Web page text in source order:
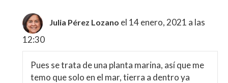
Julia Pérez Lozano el 14 enero, 2021 a las
12:30
Pues se trata de una planta marina, así que me
temo que solo en el mar, tierra a dentro ya